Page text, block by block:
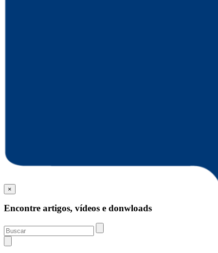
×
Encontre artigos, vídeos e donwloads